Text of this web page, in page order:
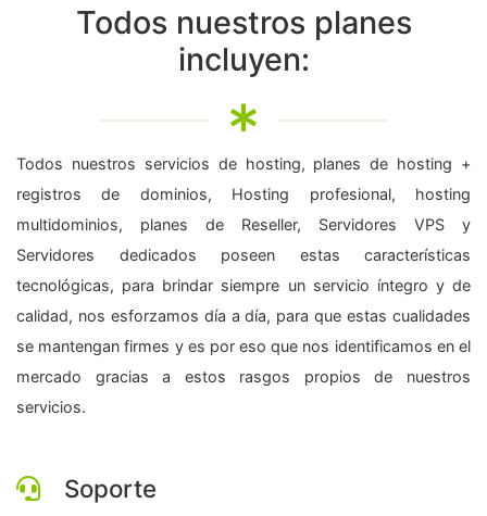
Todos nuestros planes
incluyen:
Todos nuestros servicios de hosting, planes de hosting +
registros de dominios, Hosting profesional, hosting
multidominios, planes de Reseller, Servidores VPS y
Servidores dedicados poseen estas características
tecnológicas, para brindar siempre un servicio íntegro y de
calidad, nos esforzamos día a día, para que estas cualidades
se mantengan firmes y es por eso que nos identificamos en el
mercado gracias a estos rasgos propios de nuestros
servicios.
Soporte